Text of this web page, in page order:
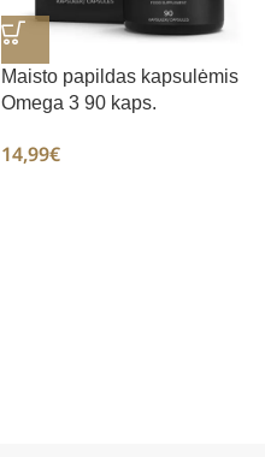
Maisto papildas kapsulėmis
Omega 3 90 kaps.
14,99€